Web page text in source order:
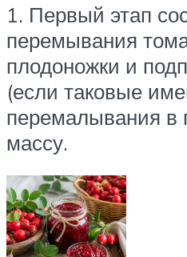
1. Первый этап
перемывания
плодоножки и
(если таковые
перемалывания в
массу.